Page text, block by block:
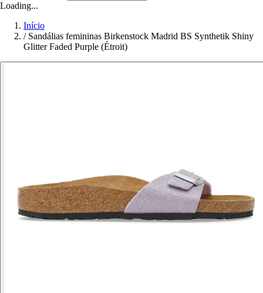
Loading...
Início
/ Sandálias femininas Birkenstock Madrid BS Synthetik Shiny
Glitter Faded Purple (Étroit)